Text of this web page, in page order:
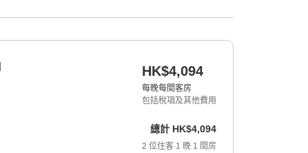
HK$4,094
每晚每間客房
包括稅項及其他費用
總計 HK$4,094
2 位住客 1 晚 1 間房